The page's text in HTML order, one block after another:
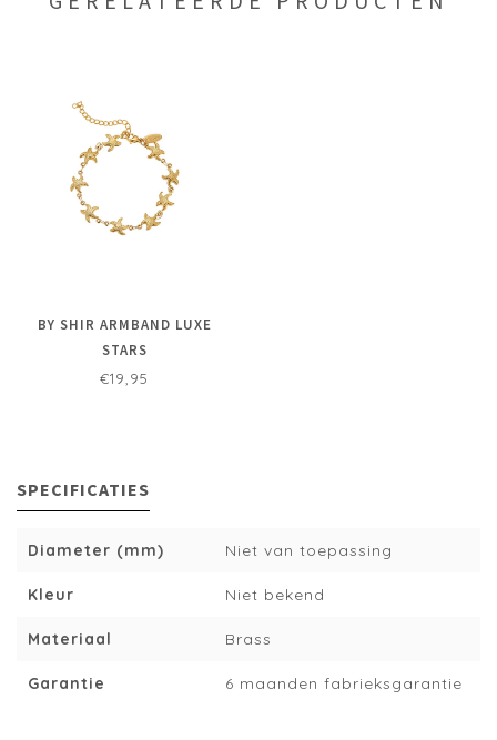
BY SHIR ARMBAND LUXE
STARS
€19,95
SPECIFICATIES
Diameter (mm) Niet van toepassing
Kleur Niet bekend
Materiaal Brass
Garantie 6 maanden fabrieksgarantie